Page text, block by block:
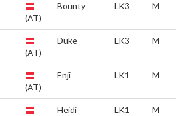
(AT)
Bounty LK3 M
(AT)
Duke LK3 M
(AT)
Enji LK1 M
Heidi LK1 M